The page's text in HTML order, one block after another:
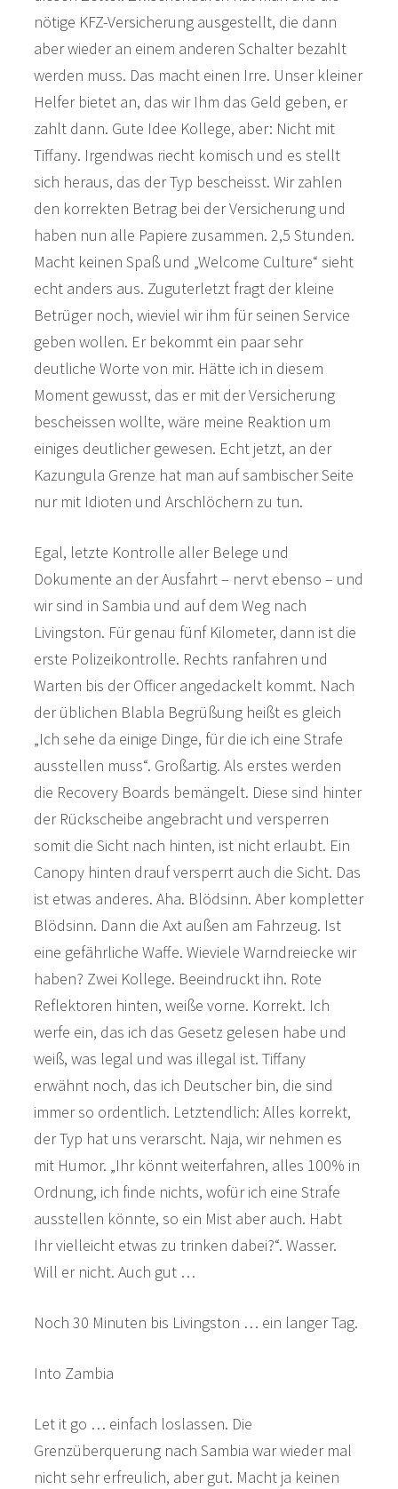
nötige KFZ-Versicherung ausgestellt, die dann
aber wieder an einem anderen Schalter bezahlt
werden muss. Das macht einen Irre. Unser kleiner
Helfer bietet an, das wir Ihm das Geld geben, er
zahlt dann. Gute Idee Kollege, aber: Nicht mit
Tiffany. Irgendwas riecht komisch und es stellt
sich heraus, das der Typ bescheisst. Wir zahlen
den korrekten Betrag bei der Versicherung und
haben nun alle Papiere zusammen. 2,5 Stunden.
Macht keinen Spaß und „Welcome Culture“ sieht
echt anders aus. Zuguterletzt fragt der kleine
Betrüger noch, wieviel wir ihm für seinen Service
geben wollen. Er bekommt ein paar sehr
deutliche Worte von mir. Hätte ich in diesem
Moment gewusst, das er mit der Versicherung
bescheissen wollte, wäre meine Reaktion um
einiges deutlicher gewesen. Echt jetzt, an der
Kazungula Grenze hat man auf sambischer Seite
nur mit Idioten und Arschlöchern zu tun.
Egal, letzte Kontrolle aller Belege und
Dokumente an der Ausfahrt – nervt ebenso – und
wir sind in Sambia und auf dem Weg nach
Livingston. Für genau fünf Kilometer, dann ist die
erste Polizeikontrolle. Rechts ranfahren und
Warten bis der Officer angedackelt kommt. Nach
der üblichen Blabla Begrüßung heißt es gleich
„Ich sehe da einige Dinge, für die ich eine Strafe
ausstellen muss“. Großartig. Als erstes werden
die Recovery Boards bemängelt. Diese sind hinter
der Rückscheibe angebracht und versperren
somit die Sicht nach hinten, ist nicht erlaubt. Ein
Canopy hinten drauf versperrt auch die Sicht. Das
ist etwas anderes. Aha. Blödsinn. Aber kompletter
Blödsinn. Dann die Axt außen am Fahrzeug. Ist
eine gefährliche Waffe. Wieviele Warndreiecke wir
haben? Zwei Kollege. Beeindruckt ihn. Rote
Reflektoren hinten, weiße vorne. Korrekt. Ich
werfe ein, das ich das Gesetz gelesen habe und
weiß, was legal und was illegal ist. Tiffany
erwähnt noch, das ich Deutscher bin, die sind
immer so ordentlich. Letztendlich: Alles korrekt,
der Typ hat uns verarscht. Naja, wir nehmen es
mit Humor. „Ihr könnt weiterfahren, alles 100% in
Ordnung, ich finde nichts, wofür ich eine Strafe
ausstellen könnte, so ein Mist aber auch. Habt
Ihr vielleicht etwas zu trinken dabei?“. Wasser.
Will er nicht. Auch gut …
Noch 30 Minuten bis Livingston … ein langer Tag.
Into Zambia
Let it go … einfach loslassen. Die
Grenzüberquerung nach Sambia war wieder mal
nicht sehr erfreulich, aber gut. Macht ja keinen